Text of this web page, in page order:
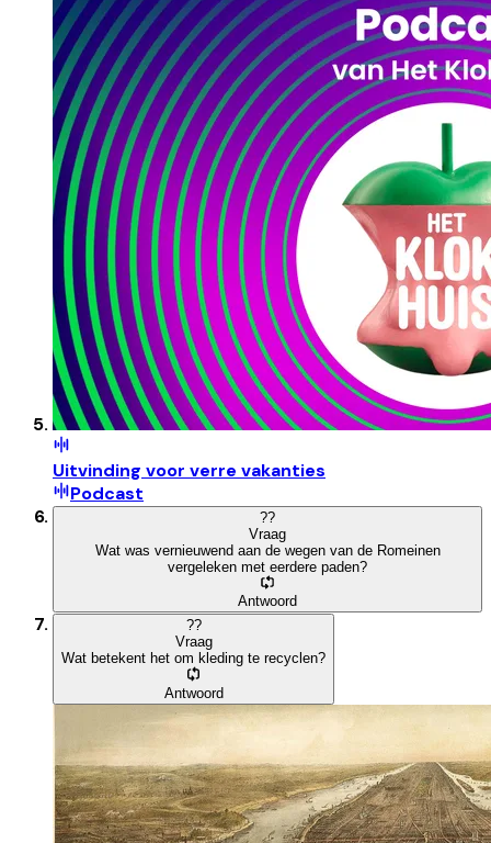
Uitvinding voor verre vakanties
Podcast
??
Vraag
Wat was vernieuwend aan de wegen van de Romeinen
vergeleken met eerdere paden?
Antwoord
??
Vraag
Wat betekent het om kleding te recyclen?
Antwoord